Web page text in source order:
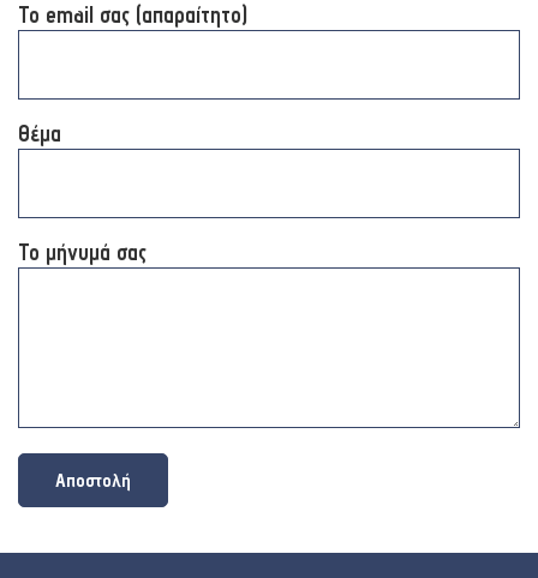
Το email σας (απαραίτητο)
Θέμα
Το μήνυμά σας